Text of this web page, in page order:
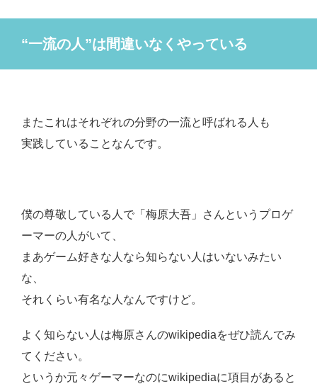
“一流の人”は間違いなくやっている
またこれはそれぞれの分野の一流と呼ばれる人も
実践していることなんです。
僕の尊敬している人で「梅原大吾」さんというプロゲ
ーマーの人がいて、
まあゲーム好きな人なら知らない人はいないみたい
な、
それくらい有名な人なんですけど。
よく知らない人は梅原さんのwikipediaをぜひ読んでみ
てください。
というか元々ゲーマーなのにwikipediaに項目があると